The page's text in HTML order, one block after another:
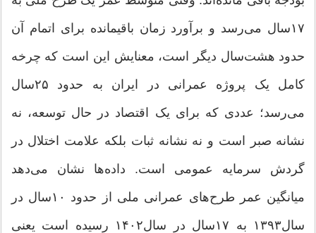
۱۷سال می‌رسد و برآورد زمان باقیمانده برای اتمام آن
حدود هشت‌سال دیگر است، معنایش این است که چرخه
کامل یک پروژه عمرانی در ایران به حدود ۲۵سال
می‌رسد؛ عددی که برای یک اقتصاد در حال توسعه، نه
نشانه صبر است و نه نشانه ثبات بلکه علامت اختلال در
گردش سرمایه عمومی است. داده‌ها نشان می‌دهد
میانگین عمر طرح‌های عمرانی ملی از حدود ۱۰سال در
سال۱۳۹۳ به ۱۷سال در سال۱۴۰۲ رسیده است یعنی